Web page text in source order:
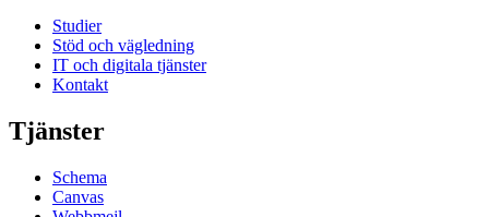
Studier
Stöd och vägledning
IT och digitala tjänster
Kontakt
Tjänster
Schema
Canvas